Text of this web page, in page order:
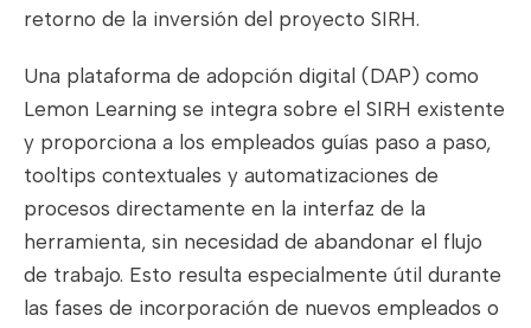
retorno de la inversión del proyecto SIRH.
Una plataforma de adopción digital (DAP) como
Lemon Learning se integra sobre el SIRH existente
y proporciona a los empleados guías paso a paso,
tooltips contextuales y automatizaciones de
procesos directamente en la interfaz de la
herramienta, sin necesidad de abandonar el flujo
de trabajo. Esto resulta especialmente útil durante
las fases de incorporación de nuevos empleados o